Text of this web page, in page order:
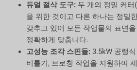
듀얼 절삭 도구:두 개의 정밀 커터
을 위한 것이고 다른 하나는 정밀
갖추고 있어 모든 작업물의 표면
정확하게 맞춥니다.
고성능 조각 스핀들:3.5kW 공랭
비틀기, 브로칭 작업을 지원하여